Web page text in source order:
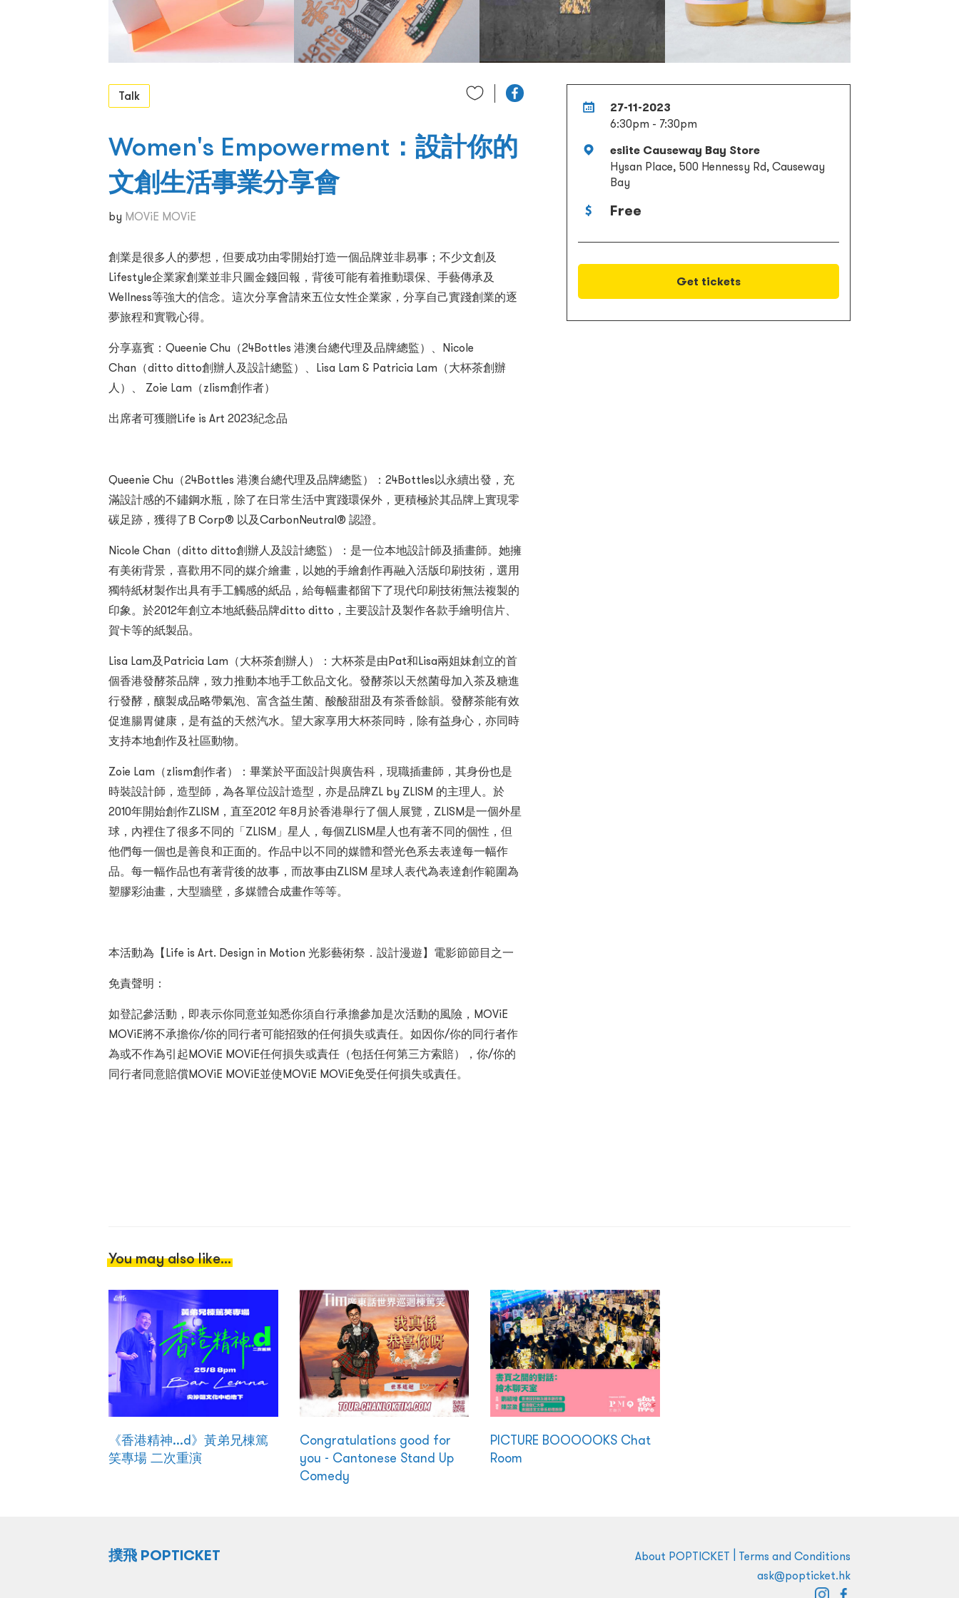
27-11-2023
6:30pm - 7:30pm
eslite Causeway Bay Store
Hysan Place, 500 Hennessy Rd, Causeway
Bay
Free
Get tickets
Talk
Women's Empowerment：設計你的
文創生活事業分享會
by MOViE MOViE
創業是很多人的夢想，但要成功由零開始打造一個品牌並非易事；不少文創及
Lifestyle企業家創業並非只圖金錢回報，背後可能有着推動環保、手藝傳承及
Wellness等強大的信念。這次分享會請來五位女性企業家，分享自己實踐創業的逐
夢旅程和實戰心得。
分享嘉賓：Queenie Chu（24Bottles 港澳台總代理及品牌總監）、Nicole
Chan（ditto ditto創辦人及設計總監）、Lisa Lam & Patricia Lam（大杯茶創辦
人）、 Zoie Lam（zlism創作者）
出席者可獲贈Life is Art 2023紀念品
Queenie Chu（24Bottles 港澳台總代理及品牌總監）：24Bottles以永續出發，充
滿設計感的不鏽鋼水瓶，除了在日常生活中實踐環保外，更積極於其品牌上實現零
碳足跡，獲得了B Corp® 以及CarbonNeutral® 認證。
Nicole Chan（ditto ditto創辦人及設計總監）：是一位本地設計師及插畫師。她擁
有美術背景，喜歡用不同的媒介繪畫，以她的手繪創作再融入活版印刷技術，選用
獨特紙材製作出具有手工觸感的紙品，給每幅畫都留下了現代印刷技術無法複製的
印象。於2012年創立本地紙藝品牌ditto ditto，主要設計及製作各款手繪明信片、
賀卡等的紙製品。
Lisa Lam及Patricia Lam（大杯茶創辦人）：大杯茶是由Pat和Lisa兩姐妹創立的首
個香港發酵茶品牌，致力推動本地手工飲品文化。發酵茶以天然菌母加入茶及糖進
行發酵，釀製成品略帶氣泡、富含益生菌、酸酸甜甜及有茶香餘韻。發酵茶能有效
促進腸胃健康，是有益的天然汽水。望大家享用大杯茶同時，除有益身心，亦同時
支持本地創作及社區動物。
Zoie Lam（zlism創作者）：畢業於平面設計與廣告科，現職插畫師，其身份也是
時裝設計師，造型師，為各單位設計造型，亦是品牌ZL by ZLISM 的主理人。於
2010年開始創作ZLISM，直至2012 年8月於香港舉行了個人展覽，ZLISM是一個外星
球，內裡住了很多不同的「ZLISM」星人，每個ZLISM星人也有著不同的個性，但
他們每一個也是善良和正面的。作品中以不同的媒體和營光色系去表達每一幅作
品。每一幅作品也有著背後的故事，而故事由ZLISM 星球人表代為表達創作範圍為
塑膠彩油畫，大型牆壁，多媒體合成畫作等等。
本活動為【Life is Art. Design in Motion 光影藝術祭．設計漫遊】電影節節目之一
免責聲明：
如登記參活動，即表示你同意並知悉你須自行承擔參加是次活動的風險，MOViE
MOViE將不承擔你/你的同行者可能招致的任何損失或責任。如因你/你的同行者作
為或不作為引起MOViE MOViE任何損失或責任（包括任何第三方索賠），你/你的
同行者同意賠償MOViE MOViE並使MOViE MOViE免受任何損失或責任。
You may also like...
《香港精神...d》黃弟兄棟篤
笑專場 二次重演
Congratulations good for
you - Cantonese Stand Up
Comedy
PICTURE BOOOOOKS Chat
Room
撲飛 POPTICKET About POPTICKET
Terms and Conditions
ask@popticket.hk